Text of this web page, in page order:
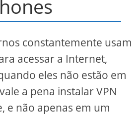
constantemente usam
acessar a Internet,
eles não estão em
a pena instalar VPN
e não apenas em um